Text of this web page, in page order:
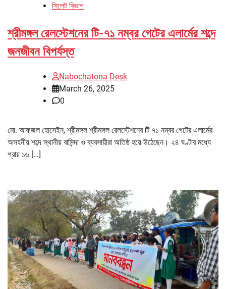
সিলেট বিভাগ
শ্রীমঙ্গল রেলস্টেশনের টি-৭১ নম্বর গেটের এলার্মের শব্দে
জনজীবন বিপর্যস্ত
Nabochatona Desk
March 26, 2025
0
মো. আফজল হোসেইন, শ্রীমঙ্গল শ্রীমঙ্গল রেলস্টেশনের টি ৭১ নম্বর গেটের এলার্মের
অসহনীয় শব্দে স্থানীয় বাসিন্দা ও ব্যবসায়ীরা অতিষ্ঠ হয়ে উঠেছেন। ২৪ ঘণ্টার মধ্যে
প্রায় ১৬ […]